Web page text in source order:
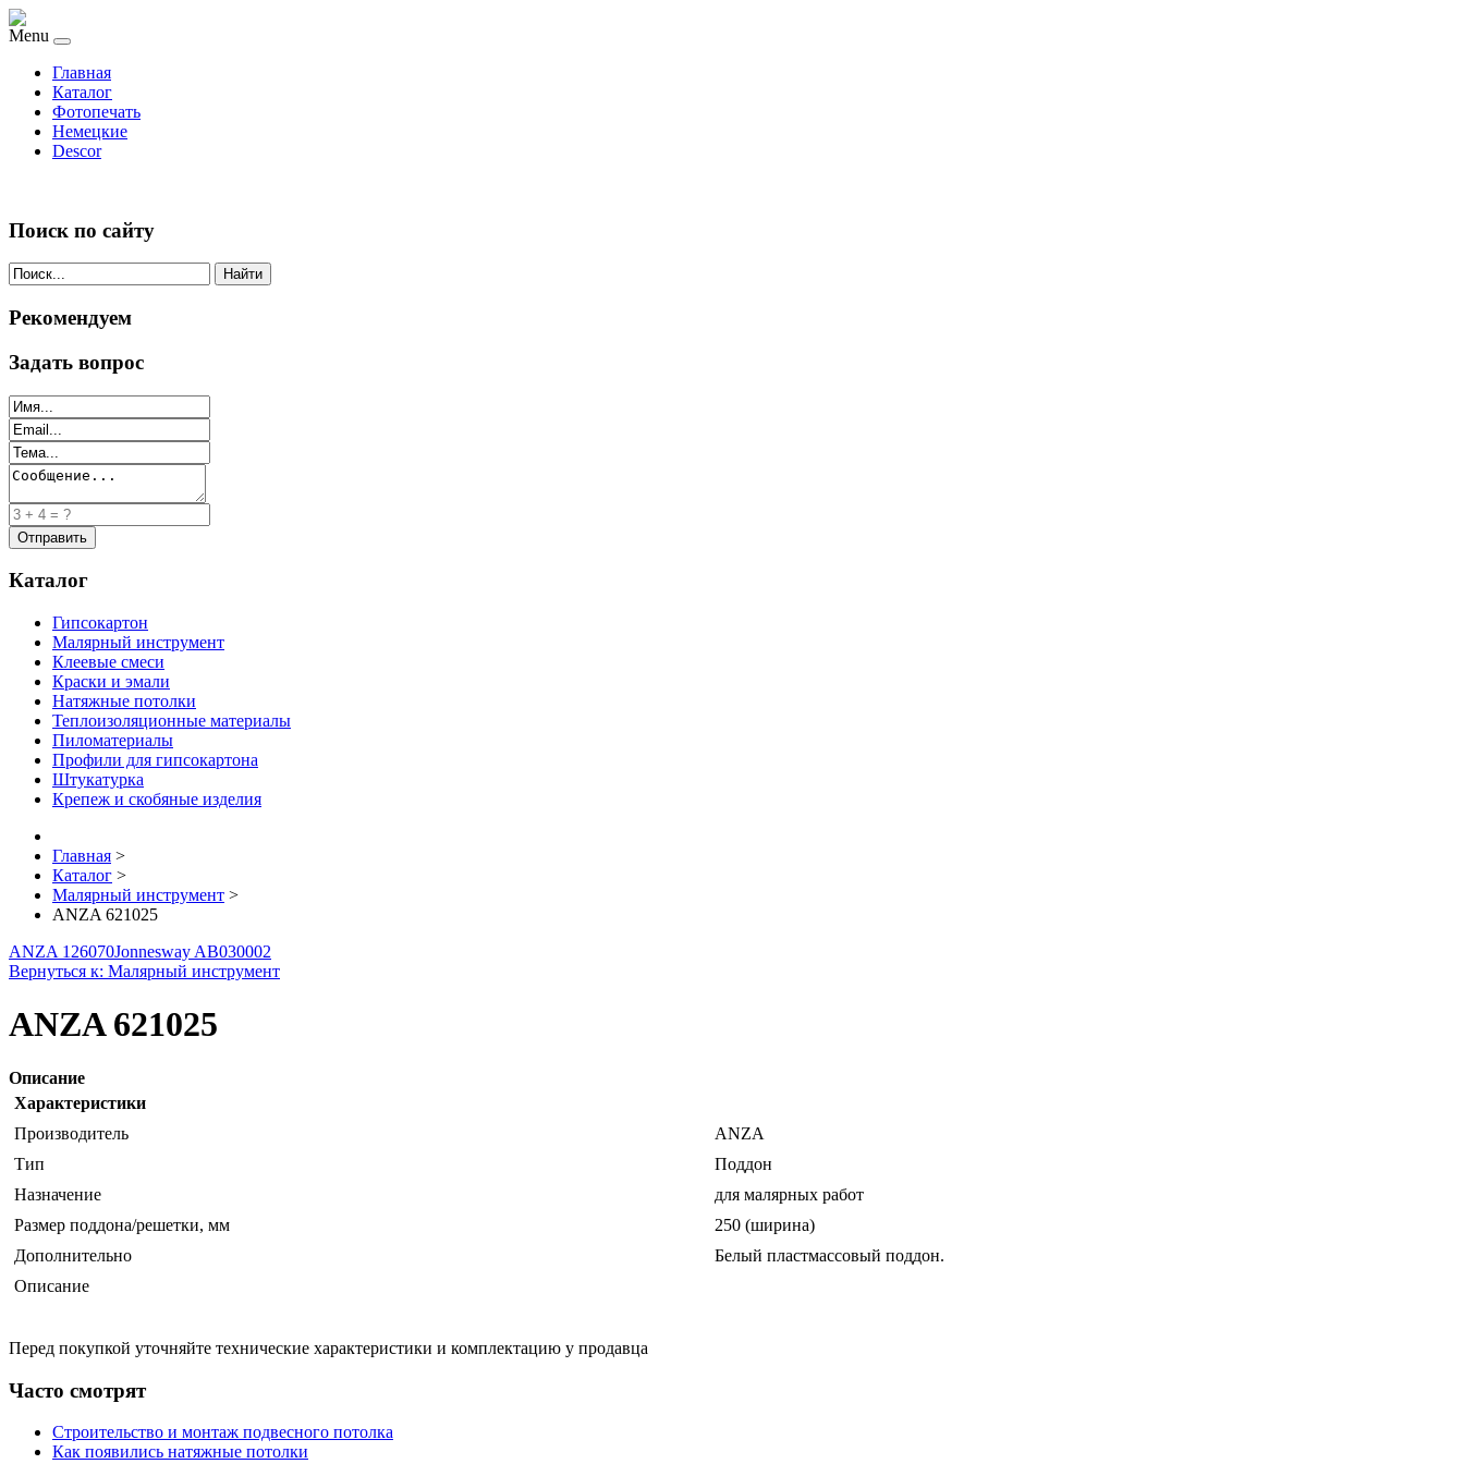
Menu
Главная
Каталог
Фотопечать
Немецкие
Descor
Поиск по сайту
Найти
Рекомендуем
Задать вопрос
Каталог
Гипсокартон
Малярный инструмент
Клеевые смеси
Краски и эмали
Натяжные потолки
Теплоизоляционные материалы
Пиломатериалы
Профили для гипсокартона
Штукатурка
Крепеж и скобяные изделия
Главная >
Каталог >
Малярный инструмент >
ANZA 621025
ANZA 126070Jonnesway AB030002
Вернуться к: Малярный инструмент
ANZA 621025
Описание
Характеристики
Производитель
ANZA
Тип
Поддон
Назначение
для малярных работ
Размер поддона/решетки, мм
250 (ширина)
Дополнительно
Белый пластмассовый поддон.
Описание
Перед покупкой уточняйте технические характеристики и комплектацию у продавца
Часто смотрят
Строительство и монтаж подвесного потолка
Как появились натяжные потолки